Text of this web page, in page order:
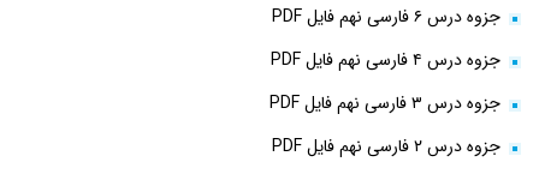
جزوه درس ۶ فارسی نهم فایل PDF
جزوه درس ۴ فارسی نهم فایل PDF
جزوه درس ۳ فارسی نهم فایل PDF
جزوه درس ۲ فارسی نهم فایل PDF